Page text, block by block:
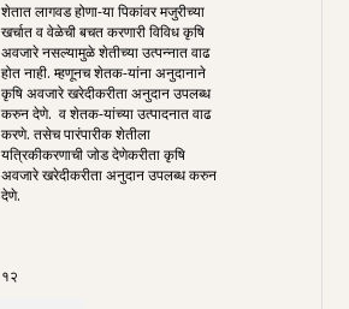
शेतात लागवड होणा-या पिकांवर मजुरीच्या
खर्चात व वेळेची बचत करणारी विविध कृषि
अवजारे नसल्यामुळे शेतीच्या उत्पन्नात वाढ
होत नाही. म्हणूनच शेतक-यांना अनुदानाने
कृषि अवजारे खरेदीकरीता अनुदान उपलब्ध
करुन देणे. व शेतक-यांच्या उत्पादनात वाढ
करणे. तसेच पारंपारीक शेतीला
यत्रिकीकरणाची जोड देणेकरीता कृषि
अवजारे खरेदीकरीता अनुदान उपलब्ध करुन
देणे.
१२